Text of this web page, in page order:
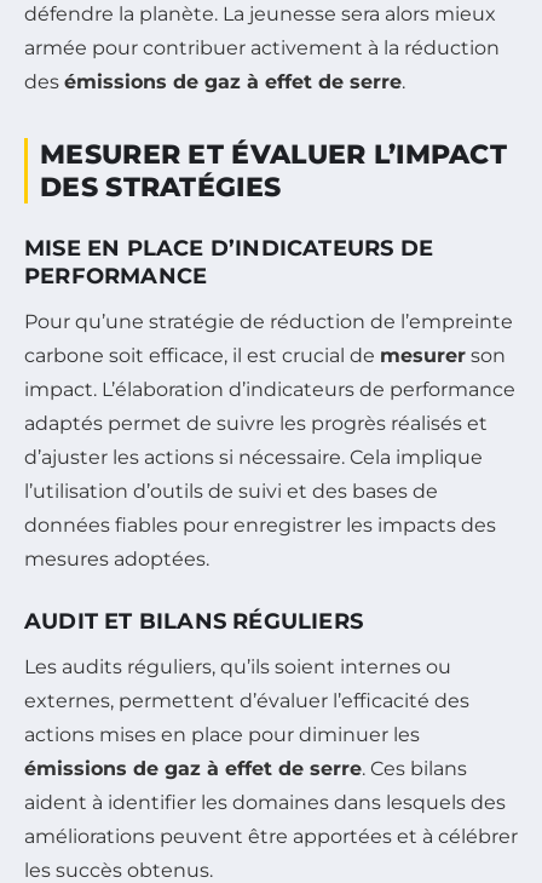
défendre la planète. La jeunesse sera alors mieux
armée pour contribuer activement à la réduction
des émissions de gaz à effet de serre.
MESURER ET ÉVALUER L’IMPACT
DES STRATÉGIES
MISE EN PLACE D’INDICATEURS DE
PERFORMANCE
Pour qu’une stratégie de réduction de l’empreinte
carbone soit efficace, il est crucial de mesurer son
impact. L’élaboration d’indicateurs de performance
adaptés permet de suivre les progrès réalisés et
d’ajuster les actions si nécessaire. Cela implique
l’utilisation d’outils de suivi et des bases de
données fiables pour enregistrer les impacts des
mesures adoptées.
AUDIT ET BILANS RÉGULIERS
Les audits réguliers, qu’ils soient internes ou
externes, permettent d’évaluer l’efficacité des
actions mises en place pour diminuer les
émissions de gaz à effet de serre. Ces bilans
aident à identifier les domaines dans lesquels des
améliorations peuvent être apportées et à célébrer
les succès obtenus.